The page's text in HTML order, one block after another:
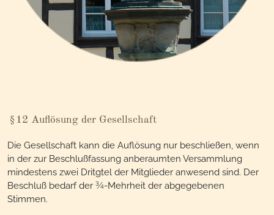
§12 Auflösung der Gesellschaft
Die Gesellschaft kann die Auflösung nur beschließen, wenn
in der zur Beschlußfassung anberaumten Versammlung
mindestens zwei Dritgtel der Mitglieder anwesend sind. Der
Beschluß bedarf der ¾-Mehrheit der abgegebenen
Stimmen.